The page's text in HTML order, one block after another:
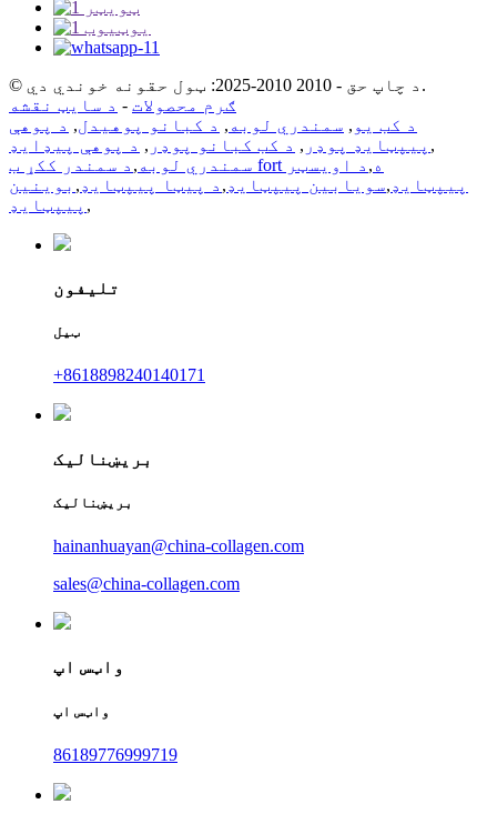
© د چاپ حق - 2010 2010-2025: ټول حقونه خوندي دي.
ګرم محصولات - د سایټ نقشه
د کب یو , سمندري لوبه , د کبانو پوهیدل, د پوهې
پیپټایډ پوډر , د کب کبانو پوډر , د پوهې پیډایډ
,
سمندري لوبه , د سمندر ککړ ب fort ه , د اویسټر
پیپټایډ ,سویابین پیپټایډ , د پیټا پیپټایډ , بوینین
پیپټایډ ,
تلیفون
ټیل
+8618898240140171
بریښنالیک
بریښنالیک
hainanhuayan@china-collagen.com
sales@china-collagen.com
واټس اپ
واټس اپ
86189776999719